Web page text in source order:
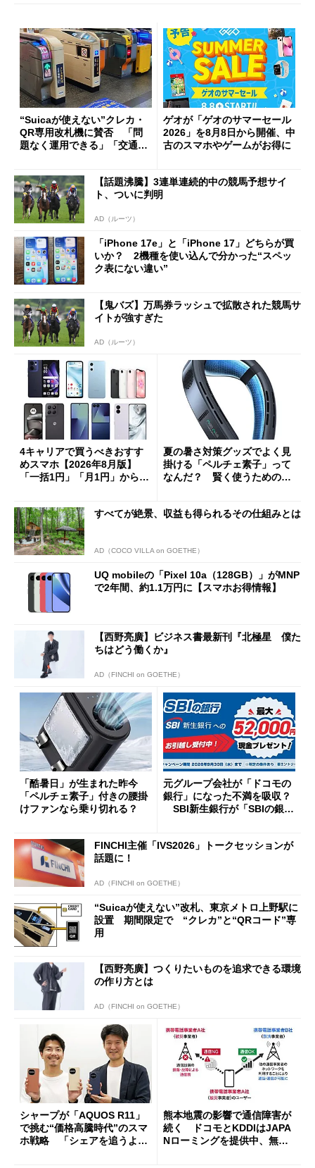
“Suicaが使えない”クレカ・
QR専用改札機に賛否 「問
題なく運用できる」「交通系I
ゲオが「ゲオのサマーセール
2026」を8月8日から開催、中
古のスマホやゲームがお得に
【話題沸騰】3連単連続的中の競馬予想サイ
ト、ついに判明
AD（ルーツ）
「iPhone 17e」と「iPhone 17」どちらが買
いか？ 2機種を使い込んで分かった“スペッ
ク表にない違い”
【鬼バズ】万馬券ラッシュで拡散された競馬サ
イトが強すぎた
AD（ルーツ）
4キャリアで買うべきおすす
めスマホ【2026年8月版】
「一括1円」「月1円」からお
夏の暑さ対策グッズでよく見
掛ける「ペルチェ素子」って
なんだ？ 賢く使うための注
すべてが絶景、収益も得られるその仕組みとは
AD（COCO VILLA on GOETHE）
UQ mobileの「Pixel 10a（128GB）」がMNP
で2年間、約1.1万円に【スマホお得情報】
【西野亮廣】ビジネス書最新刊『北極星 僕た
ちはどう働くか』
AD（FINCHI on GOETHE）
「酷暑日」が生まれた昨今
「ペルチェ素子」付きの腰掛
けファンなら乗り切れる？
元グループ会社が「ドコモの
銀行」になった不満を吸収？
SBI新生銀行が「SBIの銀
開催
FINCHI主催「IVS2026」トークセッションが
話題に！
AD（FINCHI on GOETHE）
“Suicaが使えない”改札、東京メトロ上野駅に
設置 期間限定で “クレカ”と“QRコード”専
用
【西野亮廣】つくりたいものを追求できる環境
の作り方とは
AD（FINCHI on GOETHE）
シャープが「AQUOS R11」
で挑む“価格高騰時代”のスマ
ホ戦略 「シェアを追うより
熊本地震の影響で通信障害が
続く ドコモとKDDIはJAPA
Nローミングを提供中、無料